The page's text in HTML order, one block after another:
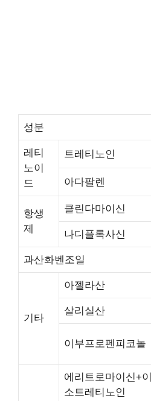
성분
레티
노이
드
트레티노인
아다팔렌
항생
제
클린다마이신
나디플록사신
과산화벤조일
기타
아젤라산
살리실산
이부프로펜피코놀
에리트로마이신+이
소트레티노인